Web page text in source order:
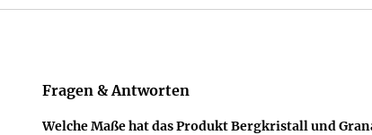
Fragen & Antworten
Welche Maße hat das Produkt Bergkristall und